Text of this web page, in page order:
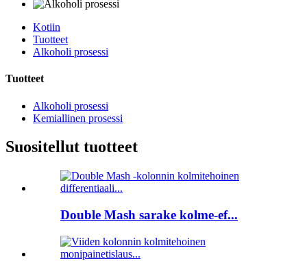
Kotiin
Tuotteet
Alkoholi prosessi
Tuotteet
Alkoholi prosessi
Kemiallinen prosessi
Suositellut tuotteet
Double Mash sarake kolme-ef...